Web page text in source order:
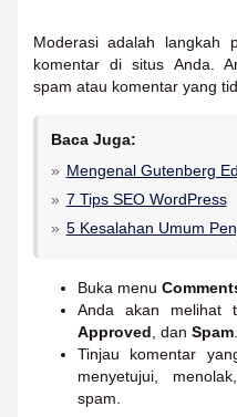
Moderasi adalah langkah
komentar di situs Anda.
spam atau komentar yang
Baca Juga:
Mengenal Gutenberg
7 Tips SEO WordPress
5 Kesalahan Umum
Buka menu
Anda akan melihat
Approved, dan Spam.
Tinjau komentar
menyetujui,
spam.